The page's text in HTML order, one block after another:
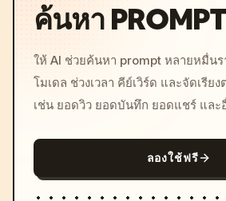
ค้นหา
ให้ AI ช่วยค้นหา prompt หลายหมื่นร
โมเดล ช่วงเวลา คีย์เวิร์ด และจัดเรีย
เช่น ยอดวิว ยอดบันทึก ยอดแชร์ และ
ลองใช้ฟรี